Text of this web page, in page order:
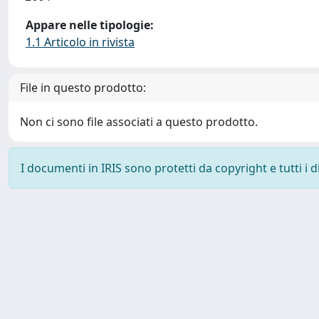
Appare nelle tipologie:
1.1 Articolo in rivista
File in questo prodotto:
Non ci sono file associati a questo prodotto.
I documenti in IRIS sono protetti da copyright e tutti i